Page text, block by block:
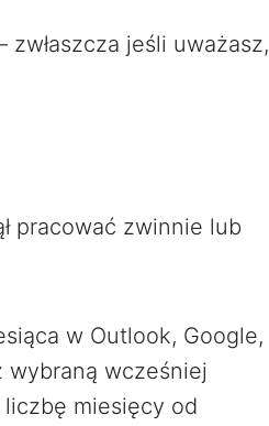
jeśli uważasz,
pracować zwinnie lub
w Outlook, Google,
wybraną wcześniej
miesięcy od